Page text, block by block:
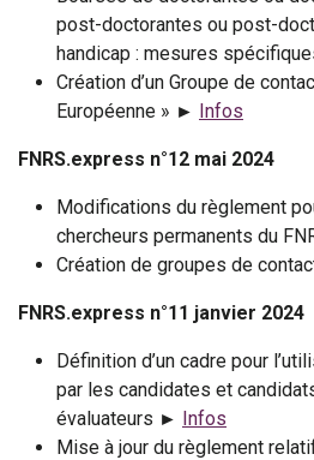
post-doctorantes ou post-
handicap : mesures
Création d’un Groupe de
Européenne » ► Infos
FNRS.express n°12 mai 2024
Modifications du règlement
chercheurs permanents du
Création de groupes de
FNRS.express n°11 janvier 2024
Définition d’un cadre pour
par les candidates et
évaluateurs ► Infos
Mise à jour du règlement